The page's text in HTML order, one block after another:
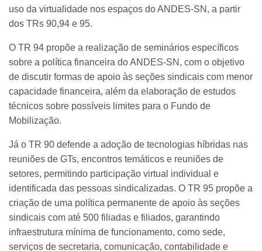
uso da virtualidade nos espaços do ANDES-SN, a partir
dos TRs 90,94 e 95.
O TR 94 propõe a realização de seminários específicos
sobre a política financeira do ANDES-SN, com o objetivo
de discutir formas de apoio às seções sindicais com menor
capacidade financeira, além da elaboração de estudos
técnicos sobre possíveis limites para o Fundo de
Mobilização.
Já o TR 90 defende a adoção de tecnologias híbridas nas
reuniões de GTs, encontros temáticos e reuniões de
setores, permitindo participação virtual individual e
identificada das pessoas sindicalizadas. O TR 95 propõe a
criação de uma política permanente de apoio às seções
sindicais com até 500 filiadas e filiados, garantindo
infraestrutura mínima de funcionamento, como sede,
serviços de secretaria, comunicação, contabilidade e